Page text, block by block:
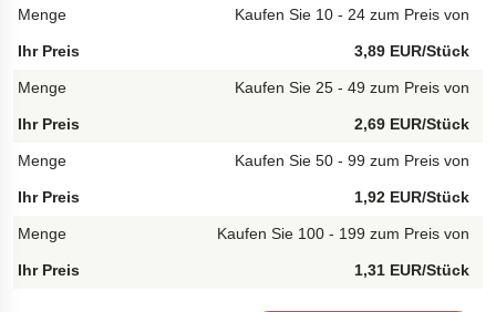
Kaufen Sie 10 - 24 zum Preis von
3,89 EUR/Stück
Kaufen Sie 25 - 49 zum Preis von
2,69 EUR/Stück
Kaufen Sie 50 - 99 zum Preis von
1,92 EUR/Stück
Kaufen Sie 100 - 199 zum Preis von
1,31 EUR/Stück